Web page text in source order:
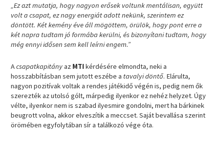
„Ez azt mutatja, hogy nagyon erősek voltunk mentálisan, együtt
volt a csapat, ez nagy energiát adott nekünk, szerintem ez
döntött. Két kemény éve áll mögöttem, örülök, hogy pont erre a
két napra tudtam jó formába kerülni, és bizonyítani tudtam, hogy
még ennyi idősen sem kell leírni engem.”
Acsapatkapitányaz MTIkérdésére elmondta, neki a
hosszabbításban sem jutott eszébe a tavalyi döntő. Elárulta,
nagyon pozitívak voltak a rendes játékidő végén is, pedig nem ők
szerezték az utolsó gólt, márpedig ilyenkor ez nehéz helyzet. Úgy
vélte, ilyenkor nem is szabad ilyesmire gondolni, mert ha bárkinek
beugrott volna, akkor elveszítik a meccset. Saját bevallása szerint
örömében egyfolytában sír a találkozó vége óta.